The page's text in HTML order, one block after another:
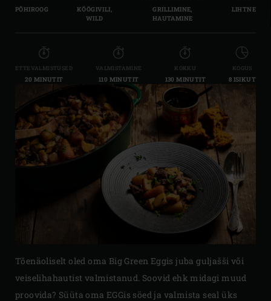
PÕHIROOG
KÖÖGIVILI,
WILD
GRILLIMINE,
HAUTAMINE
LIHTNE
ETTEVALMISTUSED
20 MINUTIT
VALMISTAMINE
110 MINUTIT
KOKKU
130 MINUTIT
KOGUS
8 ISIKUT
Tõenäoliselt oled oma Big Green Eggis juba guljašši või
veiselihahautist valmistanud. Soovid ehk midagi muud
proovida? Süüta oma EGGis söed ja valmista seal üks